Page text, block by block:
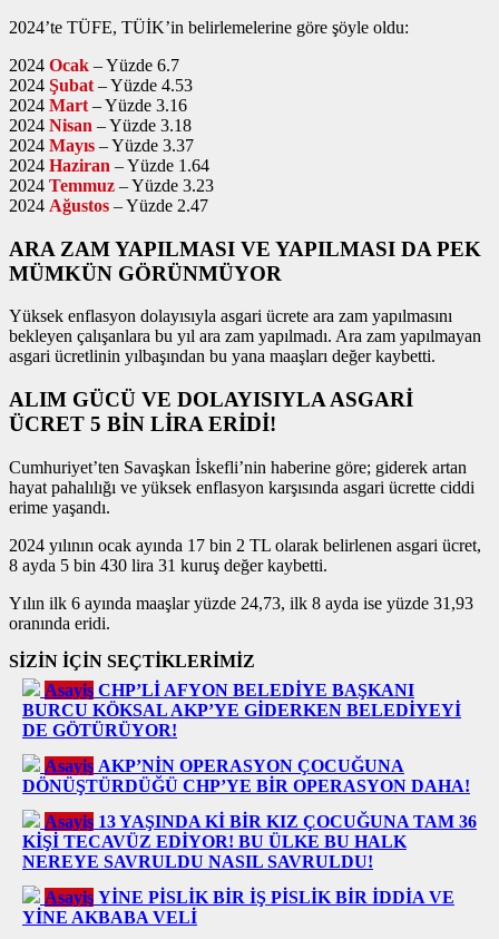
2024’te TÜFE, TÜİK’in belirlemelerine göre şöyle oldu:
2024 Ocak – Yüzde 6.7
2024 Şubat – Yüzde 4.53
2024 Mart – Yüzde 3.16
2024 Nisan – Yüzde 3.18
2024 Mayıs – Yüzde 3.37
2024 Haziran – Yüzde 1.64
2024 Temmuz – Yüzde 3.23
2024 Ağustos – Yüzde 2.47
ARA ZAM YAPILMASI VE YAPILMASI DA PEK
MÜMKÜN GÖRÜNMÜYOR
Yüksek enflasyon dolayısıyla asgari ücrete ara zam yapılmasını
bekleyen çalışanlara bu yıl ara zam yapılmadı. Ara zam yapılmayan
asgari ücretlinin yılbaşından bu yana maaşları değer kaybetti.
ALIM GÜCÜ VE DOLAYISIYLA ASGARİ
ÜCRET 5 BİN LİRA ERİDİ!
Cumhuriyet’ten Savaşkan İskefli’nin haberine göre; giderek artan
hayat pahalılığı ve yüksek enflasyon karşısında asgari ücrette ciddi
erime yaşandı.
2024 yılının ocak ayında 17 bin 2 TL olarak belirlenen asgari ücret,
8 ayda 5 bin 430 lira 31 kuruş değer kaybetti.
Yılın ilk 6 ayında maaşlar yüzde 24,73, ilk 8 ayda ise yüzde 31,93
oranında eridi.
SİZİN İÇİN SEÇTİKLERİMİZ
Asayiş CHP’Lİ AFYON BELEDİYE BAŞKANI
BURCU KÖKSAL AKP’YE GİDERKEN BELEDİYEYİ
DE GÖTÜRÜYOR!
Asayiş AKP’NİN OPERASYON ÇOCUĞUNA
DÖNÜŞTÜRDÜĞÜ CHP’YE BİR OPERASYON DAHA!
Asayiş 13 YAŞINDA Kİ BİR KIZ ÇOCUĞUNA TAM 36
KİŞİ TECAVÜZ EDİYOR! BU ÜLKE BU HALK
NEREYE SAVRULDU NASIL SAVRULDU!
Asayiş YİNE PİSLİK BİR İŞ PİSLİK BİR İDDİA VE
YİNE AKBABA VELİ